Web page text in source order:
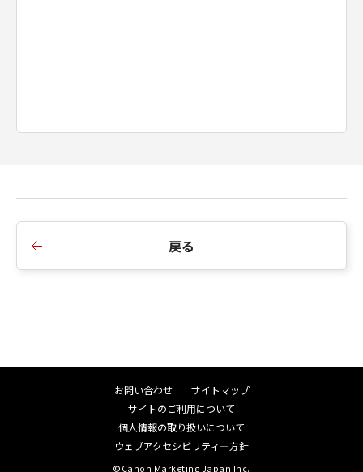
戻る
お問い合わせ
サイトマップ
サイトのご利用について
個人情報の取り扱いについて
ウェブアクセシビリティ―方針
©Canon Marketing Japan Inc.